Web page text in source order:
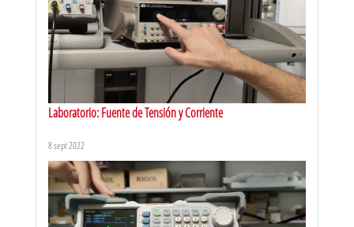
Laboratorio: Fuente de Tensión y Corriente
8 sept 2022